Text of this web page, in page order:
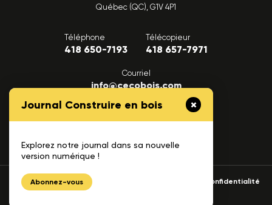
Journal Construire en bois
Explorez notre journal dans sa nouvelle
version numérique !
Abonnez-vous
Québec (QC), G1V 4P1
Téléphone
418 650-7193
Télécopieur
418 657-7971
Courriel
info@cecobois.com
© 2026 cecobois Politique de confidentialité